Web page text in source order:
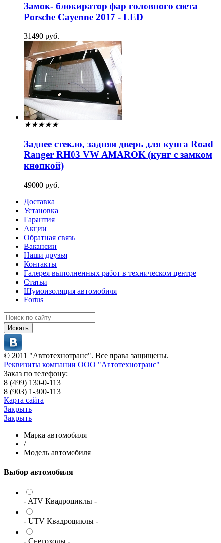
Замок- блокиратор фар головного света
Porsche Cayenne 2017 - LED
31490 руб.
★★★★★
Заднее стекло, задняя дверь для кунга Road
Ranger RH03 VW AMAROK (кунг с замком
кнопкой)
49000 руб.
Доставка
Установка
Гарантия
Акции
Обратная связь
Вакансии
Наши друзья
Контакты
Галерея выполненных работ в техническом центре
Статьи
Шумоизоляция автомобиля
Fortus
Искать
© 2011 "Автотехнотранс". Все права защищены.
Реквизиты компании ООО "Автотехнотранс"
Заказ по телефону:
8 (499) 130-0-113
8 (903) 1-300-113
Карта сайта
Закрыть
Закрыть
Марка автомобиля
/
Модель автомобиля
Выбор автомобиля
- ATV Квадроциклы -
- UTV Квадроциклы -
- Снегоходы -